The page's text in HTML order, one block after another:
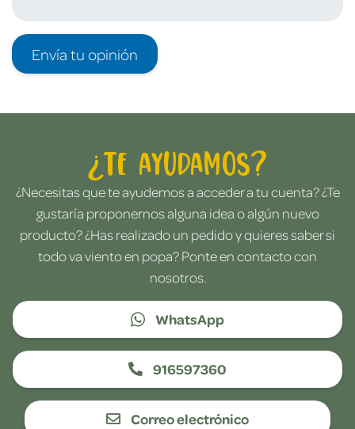
Envía tu opinión
¿Te ayudamos?
¿Necesitas que te ayudemos a acceder a tu cuenta? ¿Te
gustaría proponernos alguna idea o algún nuevo
producto? ¿Has realizado un pedido y quieres saber si
todo va viento en popa? Ponte en contacto con
nosotros.
WhatsApp
916597360
Correo electrónico